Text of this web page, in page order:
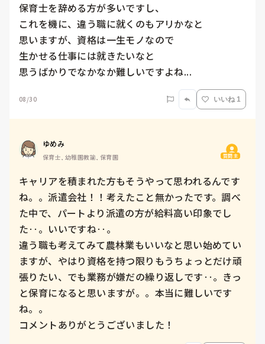
保育士を辞める方が多いですし、
これを機に、違う職に就くのもアリかなと
思いますが、資格は一生モノなので
生かせる仕事には就きたいなと
思うばかりでなかなか難しいですよね...
08/30 いいね 1
ゆめみ
保育士, 幼稚園教諭, 保育園 質問主
キャリアを積まれた方もそうやって思われるんです
ね。。派遣会社！！考えたこと無かったです。調べ
た中で、パートより派遣の方が給料高い印象でし
た‥。いいですね‥。
違う職も考えてみて農林業もいいなと思い始めてい
ますが、やはり資格を持つ限りもうちょっとだけ頑
張りたい、でも業務が嫌だの繰り返しです‥。きっ
と保育になると思いますが。。本当に難しいです
ね。。
コメントありがとうございました！